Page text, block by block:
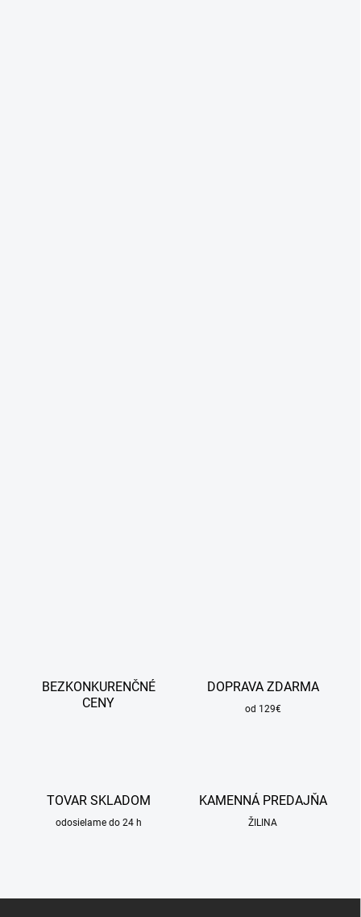
BEZKONKURENČNÉ
CENY
DOPRAVA ZDARMA
od 129€
TOVAR SKLADOM
odosielame do 24 h
KAMENNÁ PREDAJŇA
ŽILINA